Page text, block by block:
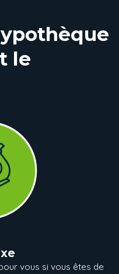
le
vous si vous êtes de